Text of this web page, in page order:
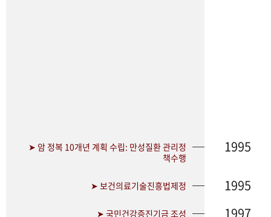
➤ 암 정복 10개년 계획 수립: 만성질환 관리정
책수행
1995
➤ 보건의료기술진흥법제정 1995
➤ 국민건강증진기금 조성 1997